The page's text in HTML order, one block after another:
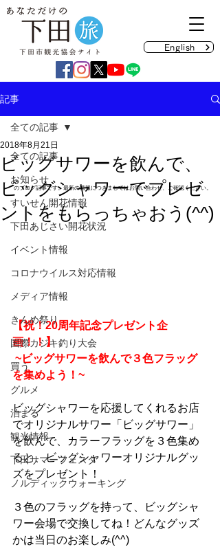
English
記事
全ての記事
お知らせ
すいせん開花情報
下田あじさい開花状況
イベント情報
コロナウイルス対応情報
メディア情報
きんめ祭り
国際カジキ釣り大会
買う
グルメ
泊まる
観光情報
下田サマーフェスタ
ノルディックウォーキング
全ての記事
ビッグサワーを飲んで、
ビッグシャワーでプレゼ
ントをもらっちゃおう(^^)
2018年8月21日
【祝！20周年記念プレゼント企
画！！】
を集めよう！~
ビッグシャワーを応援してくれるお店
でオリジナルサワー「ビッグサワー」
を飲んで、カラーフラッグを３色集め
ると、ビッグシャワーオリジナルグッ
ズをプレゼント！
３色のフラッグを持って、ビッグシャ
ワー会場で交換してね！どんなグッズ
かは当日のお楽しみ(^^)
のブログ記事です。最新の情報につきましてはお問い合わせ、ご確認ください。